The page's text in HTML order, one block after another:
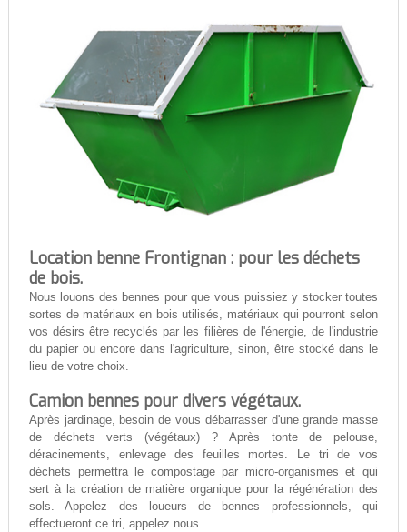
Location benne Frontignan : pour les déchets
de bois.
Nous louons des bennes pour que vous puissiez y stocker toutes
sortes de matériaux en bois utilisés, matériaux qui pourront selon
vos désirs être recyclés par les filières de l'énergie, de l'industrie
du papier ou encore dans l'agriculture, sinon, être stocké dans le
lieu de votre choix.
Camion bennes pour divers végétaux.
Après jardinage, besoin de vous débarrasser d'une grande masse
de déchets verts (végétaux) ? Après tonte de pelouse,
déracinements, enlevage des feuilles mortes. Le tri de vos
déchets permettra le compostage par micro-organismes et qui
sert à la création de matière organique pour la régénération des
sols. Appelez des loueurs de bennes professionnels, qui
effectueront ce tri, appelez nous.